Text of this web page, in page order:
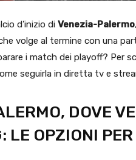
d’inizio di Venezia-Palermo
volge al termine con una
i match dei playoff? Per
seguirla in diretta tv e
DOVE
LE OPZIONI